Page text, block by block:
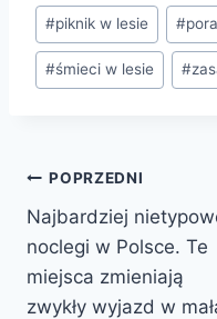
#piknik w lesie #
#śmieci w lesie #
Nawigacja
wpisu
POPRZEDNI
Najbardziej
noclegi w Polsce. Te
miejsca zmieniają
zwykły wyjazd w